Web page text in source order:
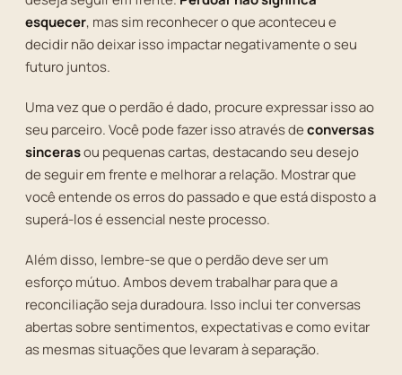
esquecer, mas sim reconhecer o que aconteceu e
decidir não deixar isso impactar negativamente o seu
futuro juntos.
Uma vez que o perdão é dado, procure expressar isso ao
seu parceiro. Você pode fazer isso através deconversas
sincerasou pequenas cartas, destacando seu desejo
de seguir em frente e melhorar a relação. Mostrar que
você entende os erros do passado e que está disposto a
superá-los é essencial neste processo.
Além disso, lembre-se que o perdão deve ser um
esforço mútuo. Ambos devem trabalhar para que a
reconciliação seja duradoura. Isso inclui ter conversas
abertas sobre sentimentos, expectativas e como evitar
as mesmas situações que levaram à separação.